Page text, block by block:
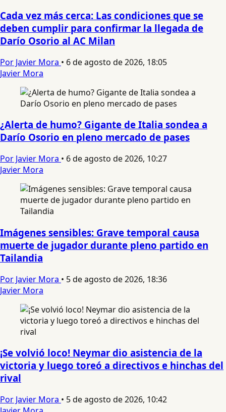
Cada vez más cerca: Las condiciones que se
deben cumplir para confirmar la llegada de
Darío Osorio al AC Milan
Por Javier Mora • 6 de agosto de 2026, 18:05
Javier Mora
¿Alerta de humo? Gigante de Italia sondea a
Darío Osorio en pleno mercado de pases
Por Javier Mora • 6 de agosto de 2026, 10:27
Javier Mora
Imágenes sensibles: Grave temporal causa
muerte de jugador durante pleno partido en
Tailandia
Por Javier Mora • 5 de agosto de 2026, 18:36
Javier Mora
¡Se volvió loco! Neymar dio asistencia de la
victoria y luego toreó a directivos e hinchas del
rival
Por Javier Mora • 5 de agosto de 2026, 10:42